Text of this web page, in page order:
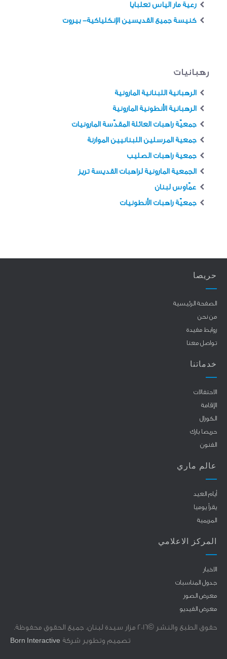
رعية مار الياس تعلبايا
كنيسة جميع القديسين الإنكلياكية- بيروت
رهبانيات
الرهبانية اللبنانية المارونية
الرهبانية الأنطونية المارونية
جمعيّة راهبات العائلة المقدّسة المارونيات
جمعية المرسلين اللبنانيين الموارنة
جمعية راهبات الصليب
الجمعية المارونية لراهبات القديسة تريز
عمّاوس لبنان
جمعيّة راهبات الأنطونيات
حريصا
الصفحة الرئيسية
من نحن
روابط مفيدة
تواصل معنا
خدماتنا
الاحتفالات
الإقامة
الكورال
حريصا بارك
الفنون
عالم ماري
أيام العيد
يقرأ يوميا
المريمية
المركز الاعلامي
الاخبار
جدول المناسبات
معرض الصور
معرض الفيديو
حقوق الطبع والنشر ©2016 مزار سيدة لبنان. جميع الحقوق محفوظة.
تصميم وتطوير شركة Born Interactive